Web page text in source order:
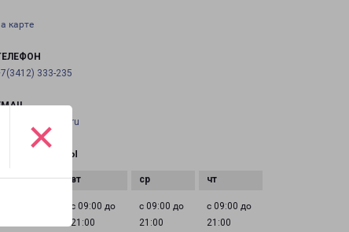
×
карте
333-235
izhevsk@pecom.ru
ГРАФИК РАБОТЫ
с 09:00 до
21:00
с 09:00 до
21:00
с 09:00 до
21:00